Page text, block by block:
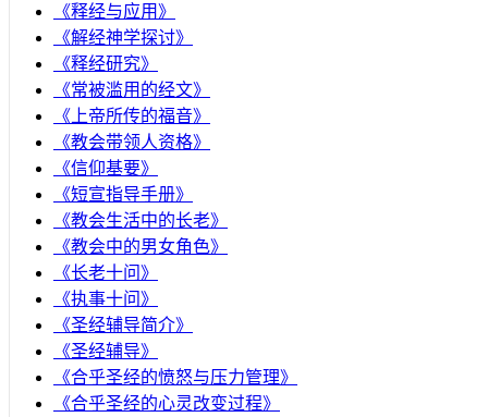
《释经与应用》
《解经神学探讨》
《释经研究》
《常被滥用的经文》
《上帝所传的福音》
《教会带领人资格》
《信仰基要》
《短宣指导手册》
《教会生活中的长老》
《教会中的男女角色》
《长老十问》
《执事十问》
《圣经辅导简介》
《圣经辅导》
​《合乎圣经的愤怒与压力管理》
《合乎圣经的心灵改变过程》